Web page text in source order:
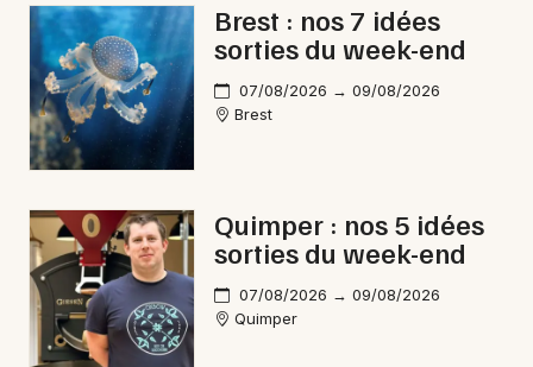
Actus à Crozon
Magazine à Crozon
Choisir mes départements
Brest : nos 7 idées
sorties du week-end
07/08/2026 → 09/08/2026
Brest
Quimper : nos 5 idées
sorties du week-end
07/08/2026 → 09/08/2026
Quimper